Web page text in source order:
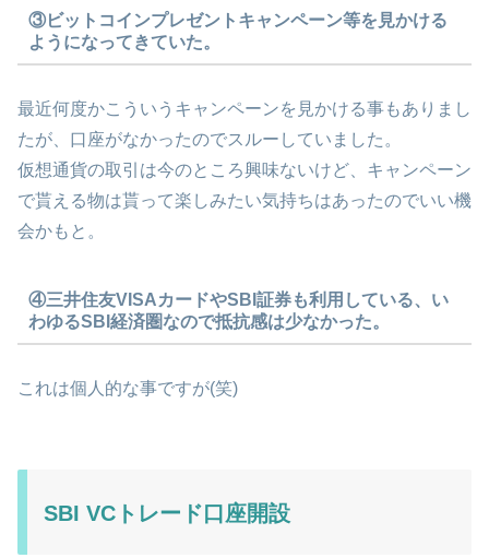
③ビットコインプレゼントキャンペーン等を見かける
ようになってきていた。
最近何度かこういうキャンペーンを見かける事もありまし
たが、口座がなかったのでスルーしていました。
仮想通貨の取引は今のところ興味ないけど、キャンペーン
で貰える物は貰って楽しみたい気持ちはあったのでいい機
会かもと。
④三井住友VISAカードやSBI証券も利用している、い
わゆるSBI経済圏なので抵抗感は少なかった。
これは個人的な事ですが(笑)
SBI VCトレード口座開設